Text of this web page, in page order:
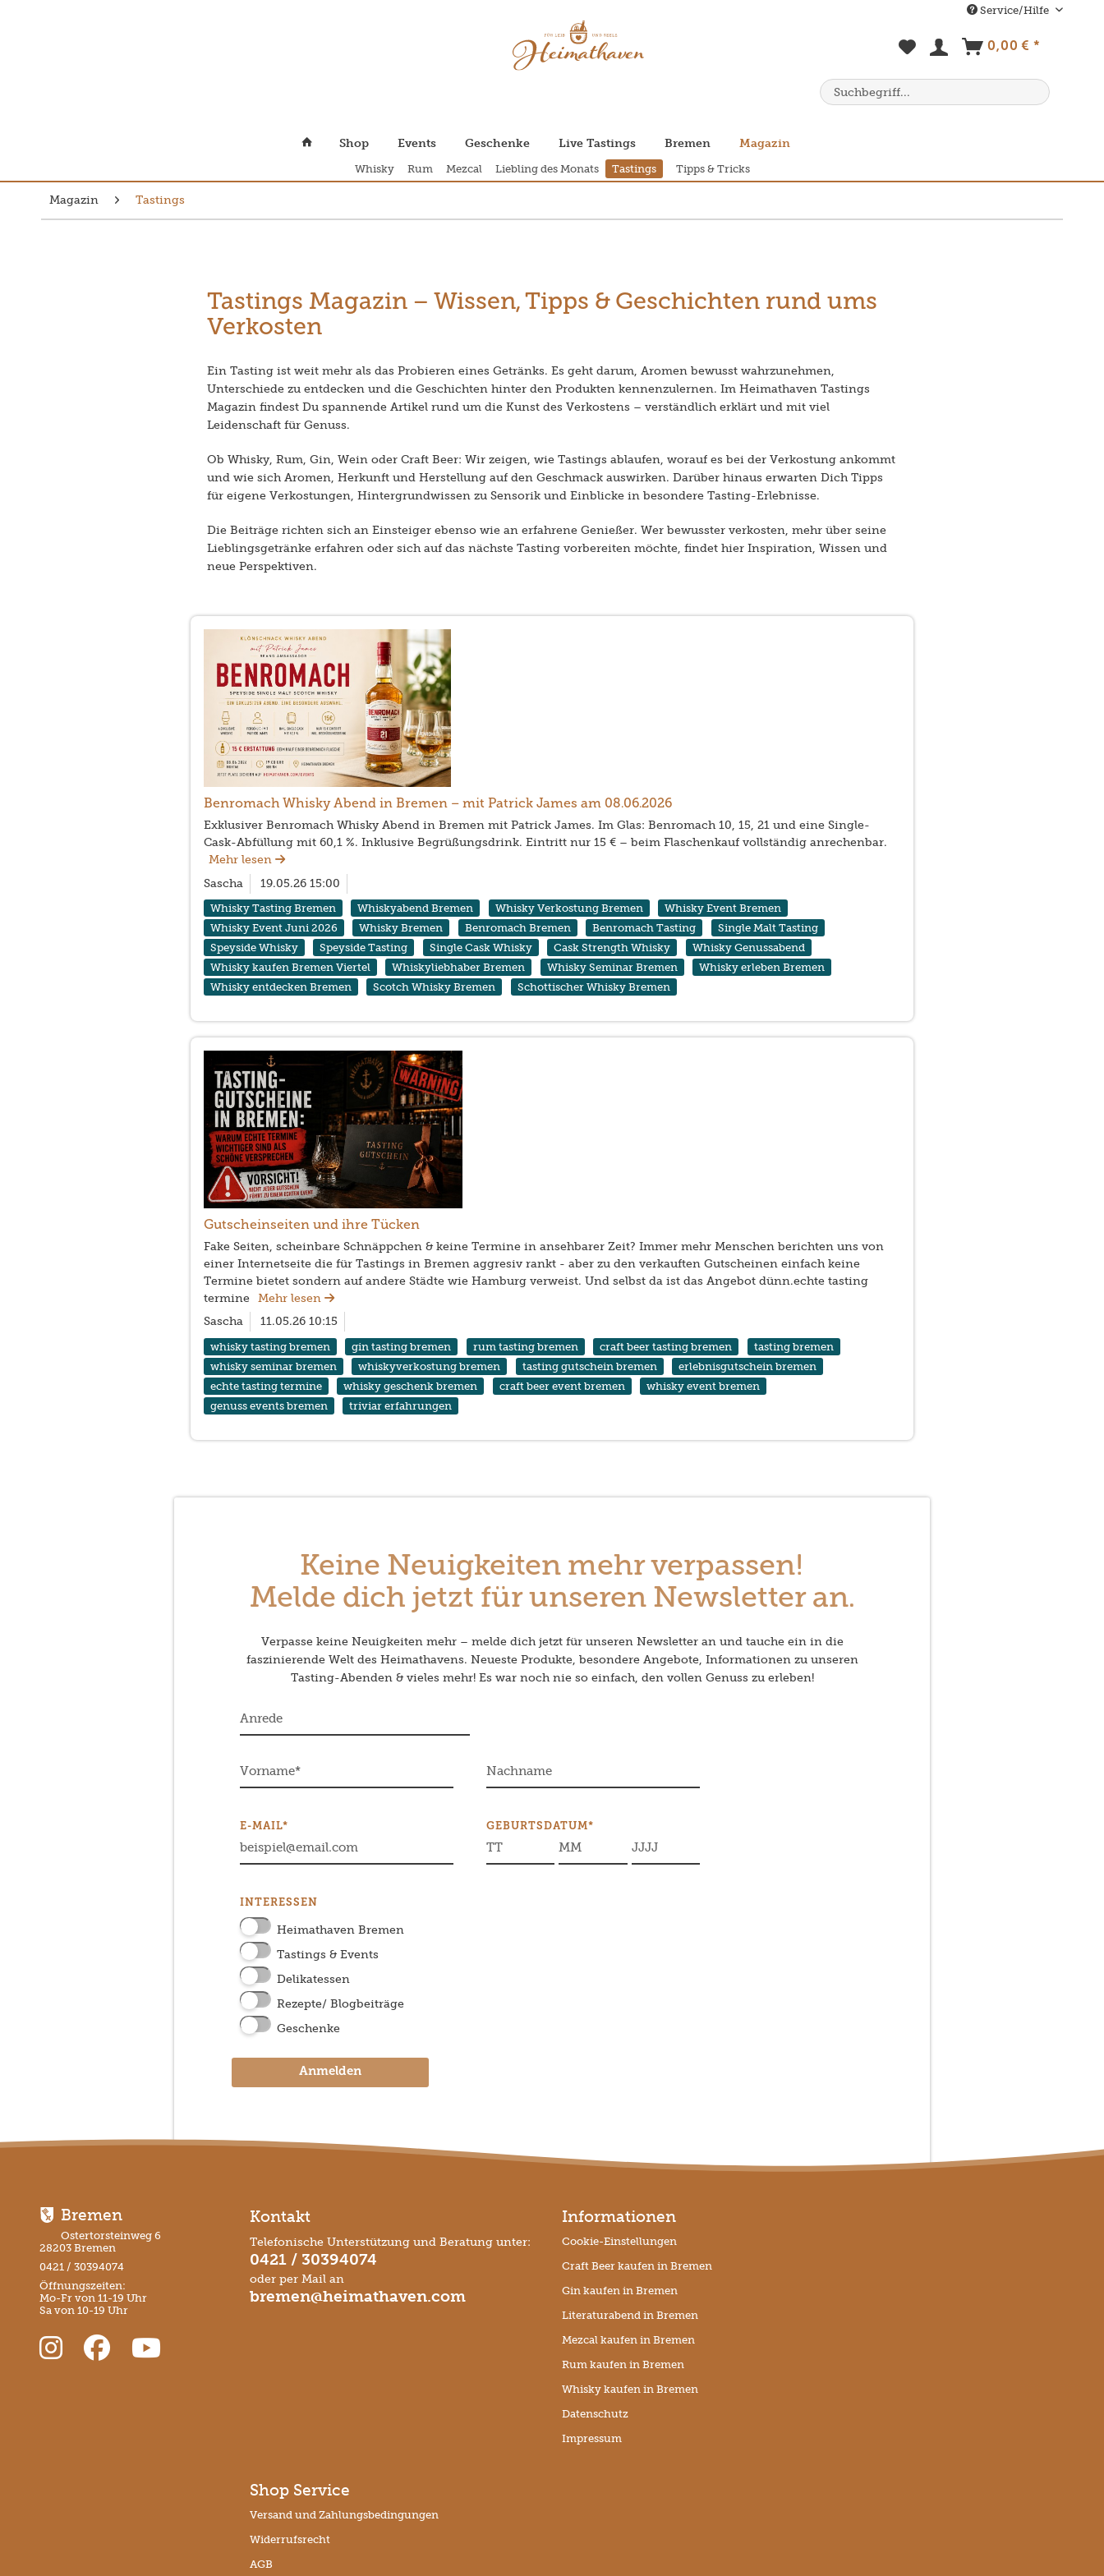
Service/Hilfe
0,00 € *
Shop Events Geschenke Live Tastings Bremen Magazin
Whisky Rum Mezcal Liebling des Monats Tastings Tipps & Tricks
Magazin Tastings
Tastings Magazin – Wissen, Tipps & Geschichten rund ums
Verkosten
Ein Tasting ist weit mehr als das Probieren eines Getränks. Es geht darum, Aromen bewusst wahrzunehmen,
Unterschiede zu entdecken und die Geschichten hinter den Produkten kennenzulernen. Im Heimathaven Tastings
Magazin findest Du spannende Artikel rund um die Kunst des Verkostens – verständlich erklärt und mit viel
Leidenschaft für Genuss.
Ob Whisky, Rum, Gin, Wein oder Craft Beer: Wir zeigen, wie Tastings ablaufen, worauf es bei der Verkostung ankommt
und wie sich Aromen, Herkunft und Herstellung auf den Geschmack auswirken. Darüber hinaus erwarten Dich Tipps
für eigene Verkostungen, Hintergrundwissen zu Sensorik und Einblicke in besondere Tasting-Erlebnisse.
Die Beiträge richten sich an Einsteiger ebenso wie an erfahrene Genießer. Wer bewusster verkosten, mehr über seine
Lieblingsgetränke erfahren oder sich auf das nächste Tasting vorbereiten möchte, findet hier Inspiration, Wissen und
neue Perspektiven.
Benromach Whisky Abend in Bremen – mit Patrick James am 08.06.2026
Exklusiver Benromach Whisky Abend in Bremen mit Patrick James. Im Glas: Benromach 10, 15, 21 und eine Single-
Cask-Abfüllung mit 60,1 %. Inklusive Begrüßungsdrink. Eintritt nur 15 € – beim Flaschenkauf vollständig anrechenbar.
Mehr lesen
Sascha
19.05.26 15:00
Whisky Tasting Bremen Whiskyabend Bremen Whisky Verkostung Bremen
Whisky Event Bremen
Whisky Event Juni 2026
Whisky Bremen Benromach Bremen Benromach Tasting
Single Malt Tasting
Speyside Whisky
Speyside Tasting Single Cask Whisky Cask Strength Whisky
Whisky Genussabend
Whisky kaufen Bremen Viertel
Whiskyliebhaber Bremen Whisky Seminar Bremen
Whisky erleben Bremen
Whisky entdecken Bremen
Scotch Whisky Bremen Schottischer Whisky Bremen
Gutscheinseiten und ihre Tücken
Fake Seiten, scheinbare Schnäppchen & keine Termine in ansehbarer Zeit? Immer mehr Menschen berichten uns von
einer Internetseite die für Tastings in Bremen aggresiv rankt - aber zu den verkauften Gutscheinen einfach keine
Termine bietet sondern auf andere Städte wie Hamburg verweist. Und selbst da ist das Angebot dünn.echte tasting
termine
Mehr lesen
Sascha
11.05.26 10:15
whisky tasting bremen gin tasting bremen rum tasting bremen craft beer tasting bremen
tasting bremen
whisky seminar bremen
whiskyverkostung bremen tasting gutschein bremen
erlebnisgutschein bremen
echte tasting termine
whisky geschenk bremen craft beer event bremen
whisky event bremen
genuss events bremen
triviar erfahrungen
Keine Neuigkeiten mehr verpassen!
Melde dich jetzt für unseren Newsletter an.
Verpasse keine Neuigkeiten mehr – melde dich jetzt für unseren Newsletter an und tauche ein in die
faszinierende Welt des Heimathavens. Neueste Produkte, besondere Angebote, Informationen zu unseren
Tasting-Abenden & vieles mehr! Es war noch nie so einfach, den vollen Genuss zu erleben!
E-MAIL* GEBURTSDATUM*
INTERESSEN
Heimathaven Bremen
Tastings & Events
Delikatessen
Rezepte/ Blogbeiträge
Geschenke
Anmelden
Bremen
Ostertorsteinweg 6
28203 Bremen
0421 / 30394074
Öffnungszeiten:
Mo-Fr von 11-19 Uhr
Sa von 10-19 Uhr
Kontakt
Telefonische Unterstützung und Beratung unter:
0421 / 30394074
oder per Mail an
bremen@heimathaven.com
Informationen
Cookie-Einstellungen
Craft Beer kaufen in Bremen
Gin kaufen in Bremen
Literaturabend in Bremen
Mezcal kaufen in Bremen
Rum kaufen in Bremen
Whisky kaufen in Bremen
Datenschutz
Impressum
Shop Service
Versand und Zahlungsbedingungen
Widerrufsrecht
AGB